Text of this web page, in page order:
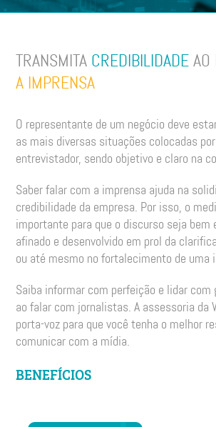
TRANSMITA CREDIBILIDADEAO
A IMPRENSA
O representante de um negócio deve
as mais diversas situações colocadas
entrevistador, sendo objetivo e claro na
Saber falar com a imprensa ajuda na
credibilidade da empresa. Por isso, o
importante para que o discurso seja bem
afinado e desenvolvido em prol da
ou até mesmo no fortalecimento de uma
Saiba informar com perfeição e lidar com
ao falar com jornalistas. A assessoria da
porta-voz para que você tenha o melhor
comunicar com a mídia.
BENEFÍCIOS